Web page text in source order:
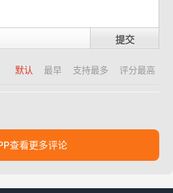
提交
默认 最早 支持最多 评分最高
查看更多评论